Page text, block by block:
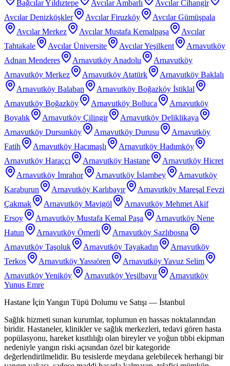
Bağcılar Yıldıztepe Avcılar Ambarlı
Avcılar Cihangir
Avcılar Denizköşkler
Avcılar Firuzköy
Avcılar Gümüşpala
Avcılar Merkez
Avcılar Mustafa Kemalpaşa
Avcılar
Tahtakale
Avcılar Üniversite Avcılar Yeşilkent
Arnavutköy
Adnan Menderes
Arnavutköy Anadolu
Arnavutköy
Arnavutköy Merkez
Arnavutköy Atatürk
Arnavutköy Baklalı
Arnavutköy Balaban
Arnavutköy Boğazköy İstiklal
Arnavutköy Boğazköy
Arnavutköy Bolluca
Arnavutköy
Boyalık
Arnavutköy Çilingir
Arnavutköy Deliklikaya
Arnavutköy Dursunköy
Arnavutköy Durusu
Arnavutköy
Fatih
Arnavutköy Hacımaşlı
Arnavutköy Hadımköy
Arnavutköy Haraççı
Arnavutköy Hastane
Arnavutköy Hicret
Arnavutköy İmrahor
Arnavutköy İslambey
Arnavutköy
Karaburun
Arnavutköy Karlıbayır
Arnavutköy Mareşal Fevzi
Çakmak
Arnavutköy Mavigöl
Arnavutköy Mehmet Akif
Ersoy
Arnavutköy Mustafa Kemal Paşa
Arnavutköy Nene
Hatun
Arnavutköy Ömerli
Arnavutköy Sazlıbosna
Arnavutköy Taşoluk
Arnavutköy Tayakadın
Arnavutköy
Terkos
Arnavutköy Yassıören
Arnavutköy Yavuz Selim
Arnavutköy Yeniköy
Arnavutköy Yeşilbayır
Arnavutköy
Yunus Emre
Hastane İçin Yangın Tüpü Dolumu ve Satışı — İstanbul
Sağlık hizmeti sunan kurumlar, toplumun en hassas noktalarından
biridir. Hastaneler, klinikler ve sağlık merkezleri, tedavi gören hasta
popülasyonu, hareket kısıtlılığı olan bireyler ve yoğun tıbbi ekipman
nedeniyle yangın riski açısından özel bir kategoride
değerlendirilmelidir. Bu tesislerde meydana gelebilecek herhangi bir